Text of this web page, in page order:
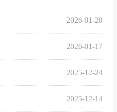
2026-01-20
2026-01-17
2025-12-24
2025-12-14